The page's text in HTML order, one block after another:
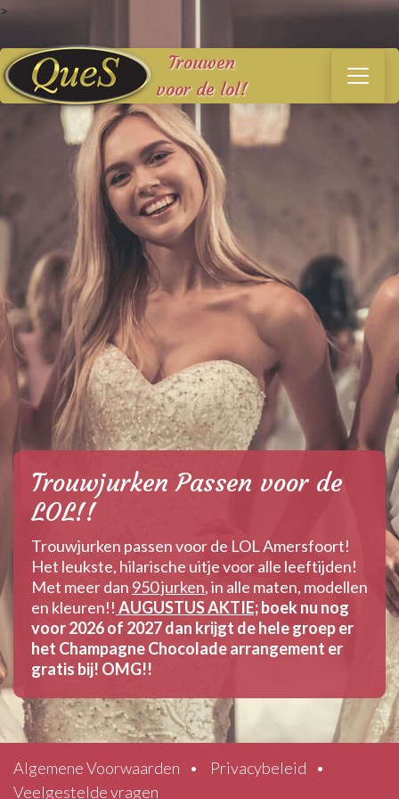
>
Trouwen
voor de lol!
Trouwjurken Passen voor de
LOL!!
Trouwjurken passen voor de LOL Amersfoort!
Het leukste, hilarische uitje voor alle leeftijden!
Met meer dan 950 jurken, in alle maten, modellen
en kleuren!! AUGUSTUS AKTIE;boek nu nog
voor 2026 of 2027 dan krijgt de hele groep er
het Champagne Chocolade arrangement er
gratis bij! OMG!!
Algemene Voorwaarden • Privacybeleid
•
Veelgestelde vragen